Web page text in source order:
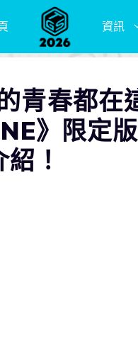
資訊
青春都
》限定
！